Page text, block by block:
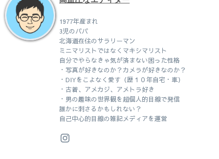
1977年産まれ
3児のパパ
北海道在住のサラリーマン
ミニマリストではなくマキシマリスト
自分でやらなきゃ気が済まない困った性格
・写真が好きなのか？カメラが好きなのか？
・DIYをこよなく愛す（歴１０年自宅・車）
・古着、アメカジ、アメトラ好き
・男の趣味の世界観を超個人的目線で発信
誰かに刺さるかもしれない？
自己中心的目線の雑記メディアを運営